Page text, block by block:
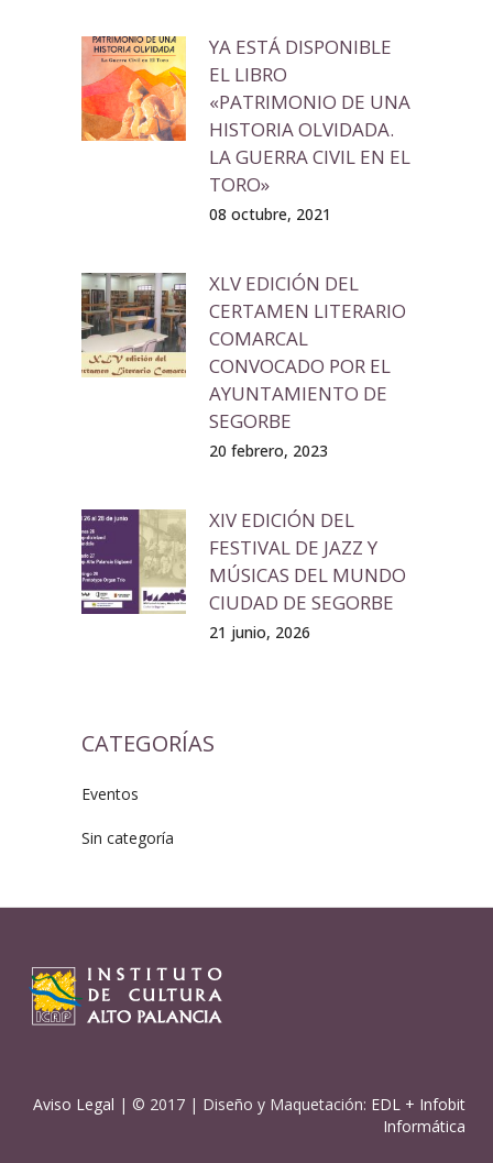
YA ESTÁ DISPONIBLE
EL LIBRO
«PATRIMONIO DE UNA
HISTORIA OLVIDADA.
LA GUERRA CIVIL EN EL
TORO»
08 octubre, 2021
XLV EDICIÓN DEL
CERTAMEN LITERARIO
COMARCAL
CONVOCADO POR EL
AYUNTAMIENTO DE
SEGORBE
20 febrero, 2023
XIV EDICIÓN DEL
FESTIVAL DE JAZZ Y
MÚSICAS DEL MUNDO
CIUDAD DE SEGORBE
21 junio, 2026
CATEGORÍAS
Eventos
Sin categoría
Aviso Legal | © 2017 | Diseño y Maquetación: EDL + Infobit
Informática